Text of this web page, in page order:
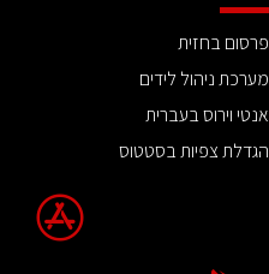
פרסום בחזית
מערכת ניהול לידים
אנטי וירוס בעברית
הגדלת צפיות בסטטוס